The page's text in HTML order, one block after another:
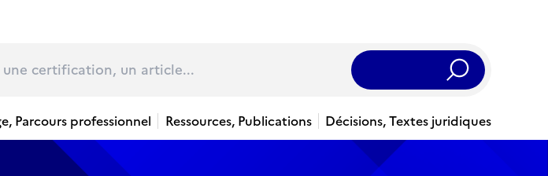
Rechercher
Parcours professionnel Ressources, Publications Décisions, Textes juridiques